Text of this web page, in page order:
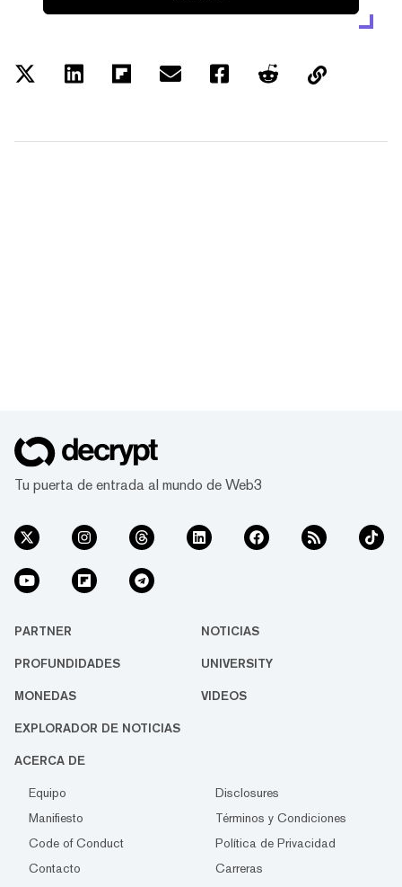
Tu puerta de entrada al mundo de Web3
PARTNER NOTICIAS
PROFUNDIDADES UNIVERSITY
MONEDAS VIDEOS
EXPLORADOR DE NOTICIAS
ACERCA DE
Equipo
Disclosures
Manifiesto
Términos y Condiciones
Code of Conduct
Política de Privacidad
Contacto
Carreras